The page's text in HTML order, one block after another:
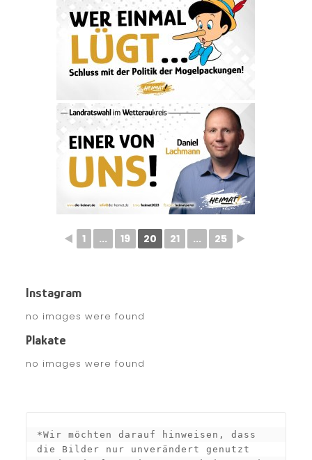
◄ 1 ... 19 20 21 ... 25 ►
Instagram
no images were found
Plakate
no images were found
*Wir möchten darauf hinweisen, dass
die Bilder nur unverändert genutzt